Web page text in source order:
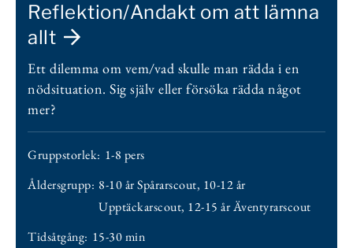
Reflektion/Andakt om att lämna
allt
Ett dilemma om vem/vad skulle man rädda i en
nödsituation. Sig själv eller försöka rädda något
mer?
Gruppstorlek: 1-8 pers
Åldersgrupp: 8-10 år Spårarscout, 10-12 år
Upptäckarscout, 12-15 år Äventyrarscout
Tidsåtgång: 15-30 min